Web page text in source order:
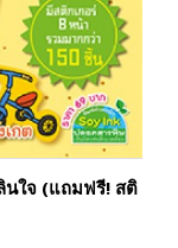
นใจ (แถมฟรี! สติ